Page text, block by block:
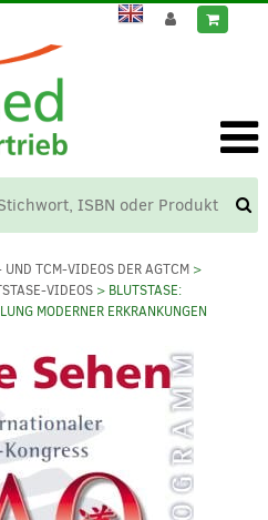
UND TCM-VIDEOS DER AGTCM>
VIDEOS> BLUTSTASE:
MODERNER ERKRANKUNGEN